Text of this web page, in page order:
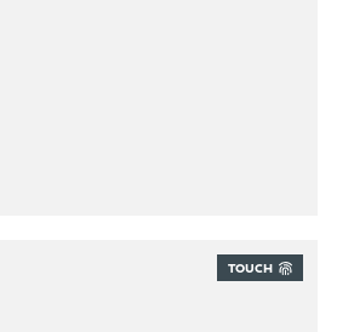
TOUCH